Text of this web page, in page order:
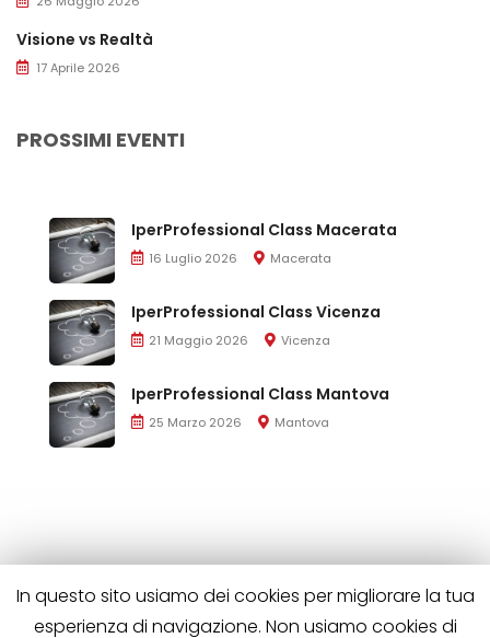
Visione vs Realtà
17 Aprile 2026
PROSSIMI EVENTI
IperProfessional Class Macerata
16 Luglio 2026 Macerata
IperProfessional Class Vicenza
21 Maggio 2026 Vicenza
IperProfessional Class Mantova
25 Marzo 2026 Mantova
In questo sito usiamo dei cookies per migliorare la tua
esperienza di navigazione. Non usiamo cookies di